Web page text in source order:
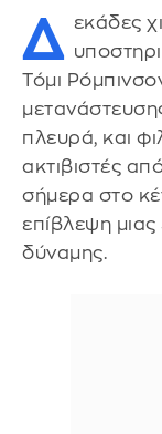
Δ εκάδες
Τόμι
πλευρά, και
ακτιβιστές
σήμερα στο
επίβλεψη μιας
δύναμης.